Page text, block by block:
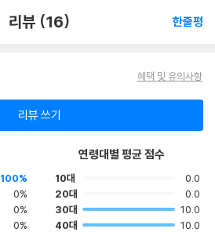
리뷰 (16) 한줄평
혜택 및 유의사항
리뷰 쓰기
100%
0%
0%
0%
연령대별 평균 점수
10대
0.0
20대
0.0
30대
10.0
40대
10.0